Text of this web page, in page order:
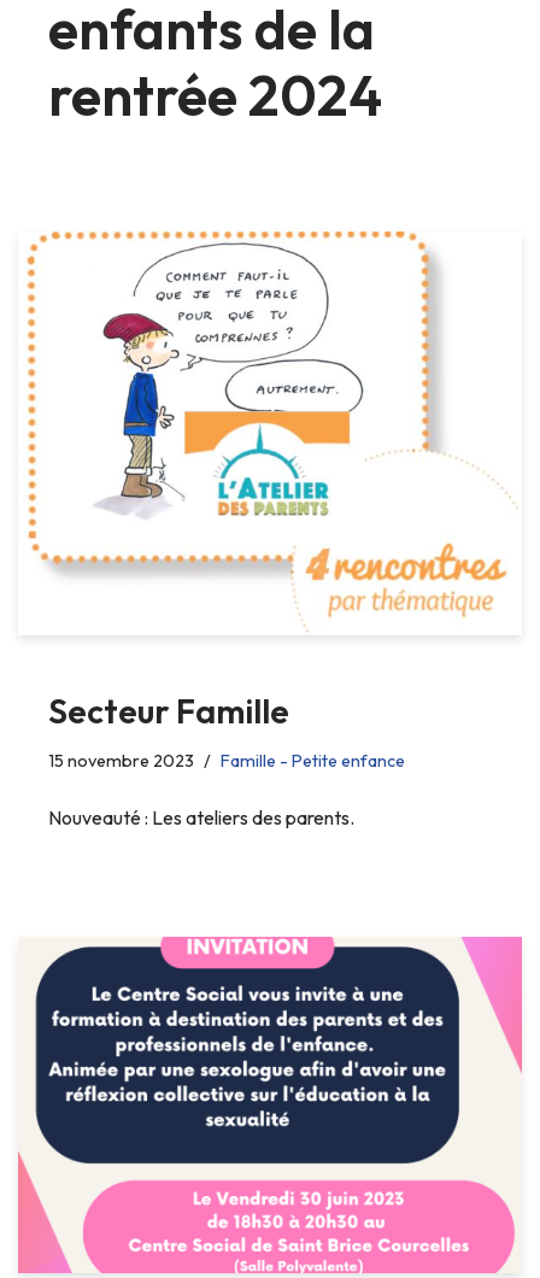
enfants de la
rentrée 2024
Secteur Famille
15 novembre 2023 Famille - Petite enfance
Nouveauté : Les ateliers des parents.